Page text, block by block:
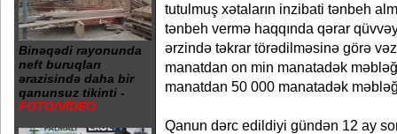
Binəqədi rayonunda
neft buruqları
ərazisində daha bir
qanunsuz tikinti -
FOTO/VİDEO
tutulmuş xətaların inzibati tənbeh
tənbeh vermə haqqında qərar
ərzində təkrar törədilməsinə görə
manatdan on min manatadək
manatdan 50 000 manatadək
Qanun dərc edildiyi gündən 12 ay